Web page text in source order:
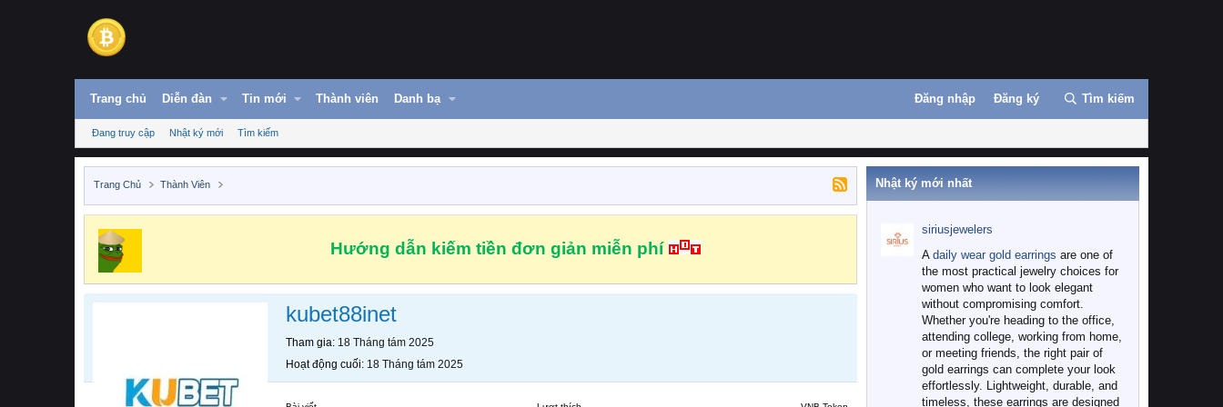
Trang chủ Diễn đàn Tin mới Thành viên Danh bạ Đăng nhập Đăng ký Tìm kiếm
Đang truy cập Nhật ký mới Tìm kiếm
Trang Chủ Thành Viên
Hướng dẫn kiếm tiền đơn giản miễn phí
kubet88inet
Tham gia 18 Tháng tám 2025
Hoạt động cuối 18 Tháng tám 2025
Nhật ký mới nhất
siriusjewelers
A daily wear gold earrings are one of
the most practical jewelry choices for
women who want to look elegant
without compromising comfort.
Whether you're heading to the office,
attending college, working from home,
or meeting friends, the right pair of
gold earrings can complete your look
effortlessly. Lightweight, durable, and
timeless, these earrings are designed